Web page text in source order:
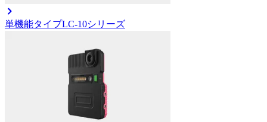
単機能タイプLC-10シリーズ